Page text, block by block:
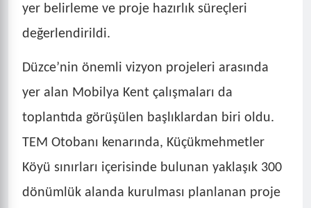
yer belirleme ve proje hazırlık süreçleri
değerlendirildi.
Düzce’nin önemli vizyon projeleri arasında
yer alan Mobilya Kent çalışmaları da
toplantıda görüşülen başlıklardan biri oldu.
TEM Otobanı kenarında, Küçükmehmetler
Köyü sınırları içerisinde bulunan yaklaşık 300
dönümlük alanda kurulması planlanan proje